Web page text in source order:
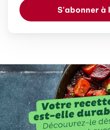
S'abonner à